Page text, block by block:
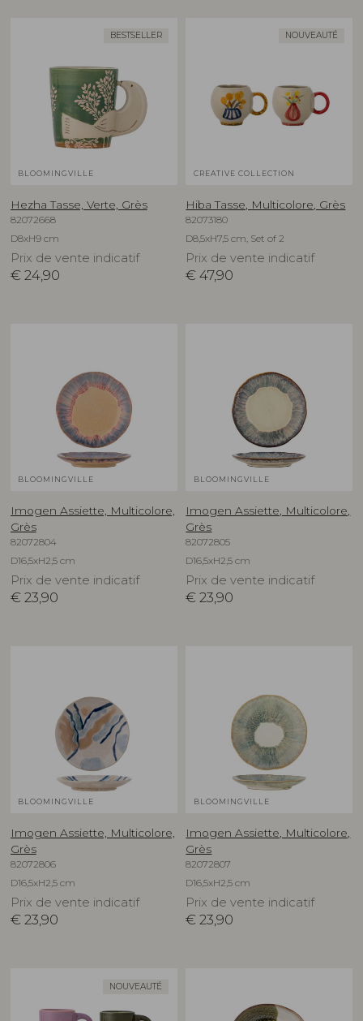
BESTSELLER
BLOOMINGVILLE
Hezha Tasse, Verte, Grès
82072668
D8xH9 cm
Prix de vente indicatif
€ 24,90
NOUVEAUTÉ
CREATIVE COLLECTION
Hiba Tasse, Multicolore, Grès
82073180
D8,5xH7,5 cm, Set of 2
Prix de vente indicatif
€ 47,90
BLOOMINGVILLE
Imogen Assiette, Multicolore,
Grès
82072804
D16,5xH2,5 cm
Prix de vente indicatif
€ 23,90
BLOOMINGVILLE
Imogen Assiette, Multicolore,
Grès
82072805
D16,5xH2,5 cm
Prix de vente indicatif
€ 23,90
BLOOMINGVILLE
Imogen Assiette, Multicolore,
Grès
82072806
D16,5xH2,5 cm
Prix de vente indicatif
€ 23,90
BLOOMINGVILLE
Imogen Assiette, Multicolore,
Grès
82072807
D16,5xH2,5 cm
Prix de vente indicatif
€ 23,90
NOUVEAUTÉ